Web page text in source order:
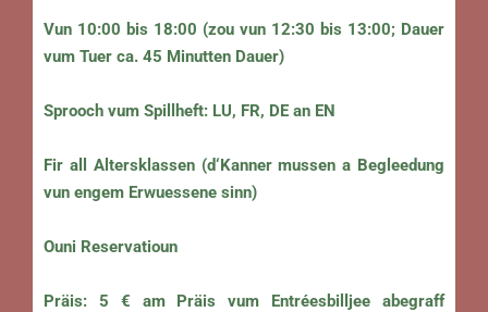
Vun 10:00 bis 18:00 (zou vun 12:30 bis 13:00; Dauer
vum Tuer ca. 45 Minutten Dauer)
Sprooch vum Spillheft: LU, FR, DE an EN
Fir all Altersklassen (d‘Kanner mussen a Begleedung
vun engem Erwuessene sinn)
Ouni Reservatioun
Präis: 5 € am Präis vum Entréesbilljee abegraff